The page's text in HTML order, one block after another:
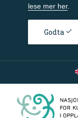
lese mer her.
Godta
Gå til hovedinnhold